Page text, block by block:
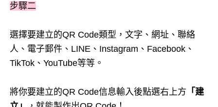
步驟二
選擇要建立的QR Code類型，文字、網址、聯絡
人、電子郵件、LINE、Instagram、Facebook、
TikTok、YouTube等等。
將你要建立的QR Code信息輸入後點選右上方 「建